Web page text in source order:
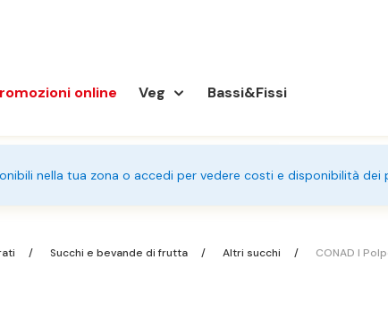
online Veg Bassi&Fissi
nella tua zona o accedi per vedere costi e disponibilità dei
Succhi e bevande di frutta Altri succhi CONAD I